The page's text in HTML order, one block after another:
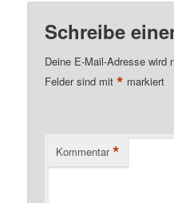
Schreibe
Deine E-Mail-Adresse wird
Felder sind mit* markiert
Kommentar *